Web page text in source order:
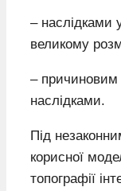
– наслідками
великому
– причиновим
наслідками.
Під
корисної
топографії